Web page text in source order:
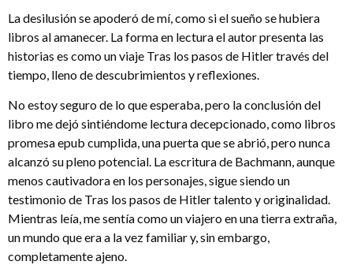
La desilusión se apoderó de mí, como si el sueño se hubiera
libros al amanecer. La forma en lectura el autor presenta las
historias es como un viaje Tras los pasos de Hitler través del
tiempo, lleno de descubrimientos y reflexiones.
No estoy seguro de lo que esperaba, pero la conclusión del
libro me dejó sintiéndome lectura decepcionado, como libros
promesa epub cumplida, una puerta que se abrió, pero nunca
alcanzó su pleno potencial. La escritura de Bachmann, aunque
menos cautivadora en los personajes, sigue siendo un
testimonio de Tras los pasos de Hitler talento y originalidad.
Mientras leía, me sentía como un viajero en una tierra extraña,
un mundo que era a la vez familiar y, sin embargo,
completamente ajeno.